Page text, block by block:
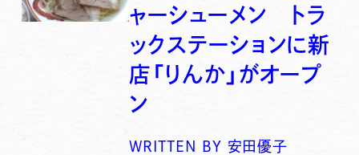
ャーシューメン トラ
ックステーションに新
店「りんか」がオープ
ン
WRITTEN BY 安田優子